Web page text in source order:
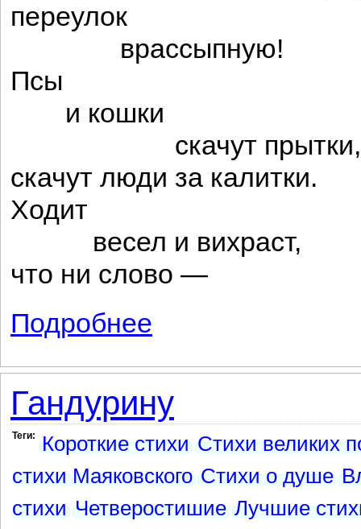
переулок
врассыпную!
Псы
и кошки
скачут прытки,
скачут люди за калитки.
Ходит
весел и вихраст,
что ни слово —
Подробнее
Гандурину
Теги: Короткие стихи Стихи великих
стихи Маяковского Стихи о душе
стихи Четверостишие Лучшие